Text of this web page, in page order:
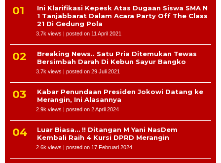
Ini Klarifikasi Kepesk Atas Dugaan Siswa SMA N
1 Tanjabbarat Dalam Acara Party Off The Class
21 Di Gedung Pola
3.7k views | posted on 11 April 2021
Breaking News.. Satu Pria Ditemukan Tewas
Bersimbah Darah Di Kebun Sayur Bangko
3.7k views | posted on 29 Juli 2021
Kabar Penundaan Presiden Jokowi Datang ke
Merangin, Ini Alasannya
2.9k views | posted on 2 April 2024
Luar Biasa… !! Ditangan M Yani NasDem
Kembali Raih 4 Kursi DPRD Merangin
2.6k views | posted on 17 Februari 2024